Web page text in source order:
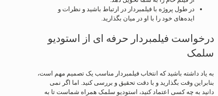
در طول پروژه با فیلمبردار در ارتباط باشید و نظرات و
ایده‌های خود را با او در میان بگذارید.
درخواست فیلمبردار حرفه ای از استودیو
سلمک
به یاد داشته باشید که انتخاب فیلمبردار مناسب یک تصمیم مهم است،
بنابراین وقت بگذارید و با دقت تحقیق و بررسی کنید. اما اگر نمی
دانید به چه کسی اعتماد کنید، استودیو سلمک همراه شماست تا به